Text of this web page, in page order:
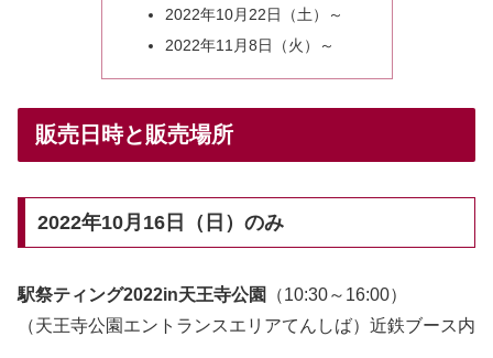
2022年10月22日（土）～
2022年11月8日（火）～
販売日時と販売場所
2022年10月16日（日）のみ
駅祭ティング2022in天王寺公園
（10:30～16:00）
（天王寺公園エントランスエリアてんしば）近鉄ブース内